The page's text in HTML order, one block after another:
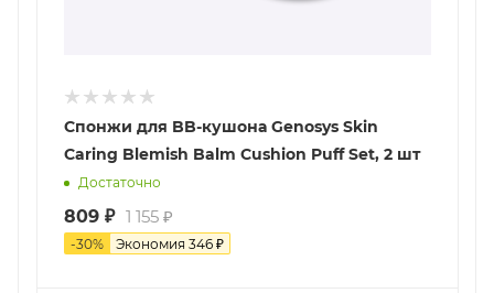
Спонжи для BB-кушона Genosys Skin
Сaring Blemish Balm Cushion Puff Set, 2 шт
Достаточно
809 ₽ 1 155 ₽
-30% Экономия 346 ₽